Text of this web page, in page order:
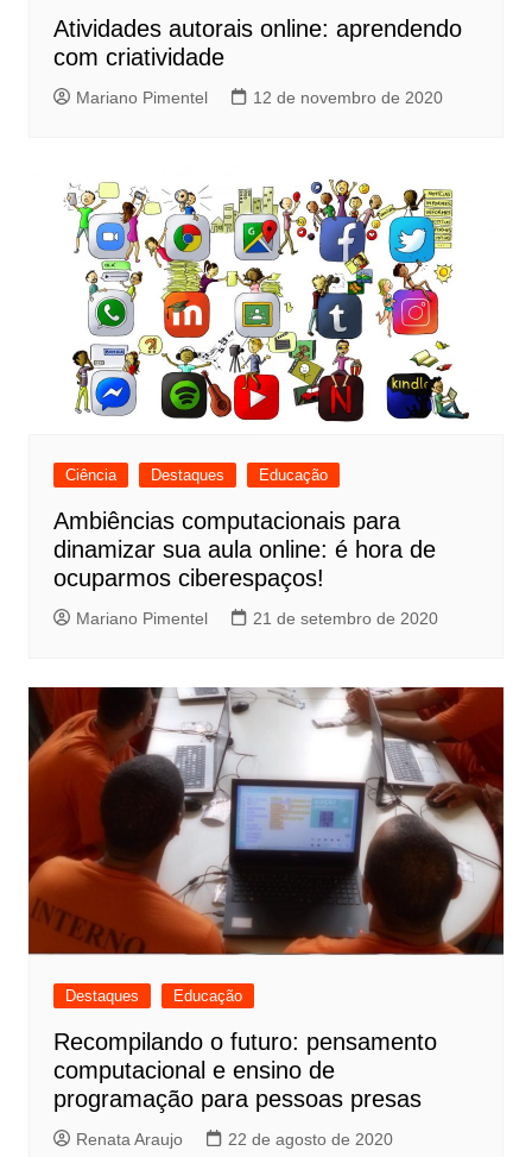
Atividades autorais online: aprendendo
com criatividade
Mariano Pimentel 12 de novembro de 2020
Ciência Destaques Educação
Ambiências computacionais para
dinamizar sua aula online: é hora de
ocuparmos ciberespaços!
Mariano Pimentel 21 de setembro de 2020
Destaques Educação
Recompilando o futuro: pensamento
computacional e ensino de
programação para pessoas presas
Renata Araujo 22 de agosto de 2020